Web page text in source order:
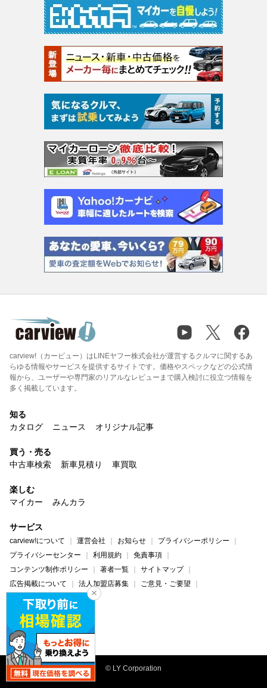
carview!（カービュー）はLINEヤフー株式会社が運営するクルマに関するあ
らゆる情報やサービスを提供するサイトです。価格やスペックなどの公式情
報から、ユーザーや専門家のリアルなレビューまで購入検討に役立つ情報を
多く掲載しています。
知る
カタログ
ニュース オリジナル記事
買う・売る
中古車検索
新車見積り 車買取
楽しむ
マイカー
みんカラ
サービス
carview!について 運営会社 お知らせ
プライバシーポリシー
プライバシーセンター
利用規約
免責事項
コンテンツ制作ポリシー
著者一覧
サイトマップ
広告掲載について
法人加盟店募集
ご意見・ご要望
ヘルプ・お問い合わせ
carview! Yahoo! JAPAN
© LY Corporation